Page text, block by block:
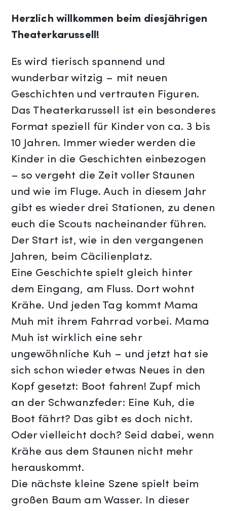
Herzlich willkommen beim diesjährigen
Theaterkarussell!
Es wird tierisch spannend und
wunderbar witzig – mit neuen
Geschichten und vertrauten Figuren.
Das Theaterkarussell ist ein besonderes
Format speziell für Kinder von ca. 3 bis
10 Jahren. Immer wieder werden die
Kinder in die Geschichten einbezogen
– so vergeht die Zeit voller Staunen
und wie im Fluge. Auch in diesem Jahr
gibt es wieder drei Stationen, zu denen
euch die Scouts nacheinander führen.
Der Start ist, wie in den vergangenen
Jahren, beim Cäcilienplatz.
Eine Geschichte spielt gleich hinter
dem Eingang, am Fluss. Dort wohnt
Krähe. Und jeden Tag kommt Mama
Muh mit ihrem Fahrrad vorbei. Mama
Muh ist wirklich eine sehr
ungewöhnliche Kuh – und jetzt hat sie
sich schon wieder etwas Neues in den
Kopf gesetzt: Boot fahren! Zupf mich
an der Schwanzfeder: Eine Kuh, die
Boot fährt? Das gibt es doch nicht.
Oder vielleicht doch? Seid dabei, wenn
Krähe aus dem Staunen nicht mehr
herauskommt.
Die nächste kleine Szene spielt beim
großen Baum am Wasser. In dieser